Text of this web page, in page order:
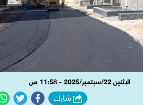
الإثنين 22/سبتمبر/2025 - 11:58 ص
شارك